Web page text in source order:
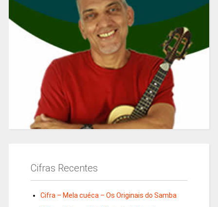
Cifras Recentes
Cifra – Mela cuéca – Os Originais do Samba